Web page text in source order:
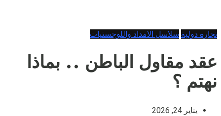
تجارة دولية سلاسل الامداد واللوجستيات
عقد مقاول الباطن .. بماذا
نهتم ؟
يناير 24, 2026